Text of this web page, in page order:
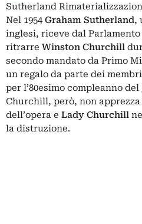
Sutherland
Nel 1954Graham Sutherland,
inglesi, riceve dal
ritrarre Winston Churchill
secondo mandato da Primo
un regalo da parte dei
per l’80esimo compleanno
Churchill, però, non
dell’opera e Lady Churchill
la distruzione.